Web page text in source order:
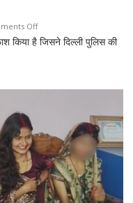
वृद्धाश्रम
Offon
गुरुग्राम
दिल्ली
रेड,
₹25
लाख
रंगदारी
गैंग
किया है जिसने दिल्ली पुलिस की